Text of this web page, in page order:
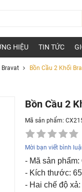
HIỆU TIN TỨC
Bravat Bồn Cầu 2 Khối
Bồn Cầu 2
Mã sản phẩm:
Mời bạn viết bình
- Mã sản phẩm:
- Kích thước:
- Hai chế độ xả: